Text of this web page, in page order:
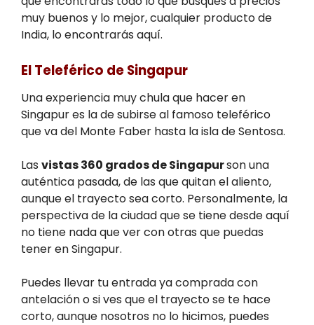
muy buenos y lo mejor, cualquier producto de
India, lo encontrarás aquí.
El Teleférico de Singapur
Una experiencia muy chula que hacer en
Singapur es la de subirse al famoso teleférico
que va del Monte Faber hasta la isla de Sentosa.
Las vistas 360 grados de Singapurson una
auténtica pasada, de las que quitan el aliento,
aunque el trayecto sea corto. Personalmente, la
perspectiva de la ciudad que se tiene desde aquí
no tiene nada que ver con otras que puedas
tener en Singapur.
Puedes llevar tu entrada ya comprada con
antelación o si ves que el trayecto se te hace
corto, aunque nosotros no lo hicimos, puedes